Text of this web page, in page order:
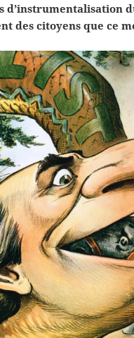
d’instrumentalisation
des citoyens que ce